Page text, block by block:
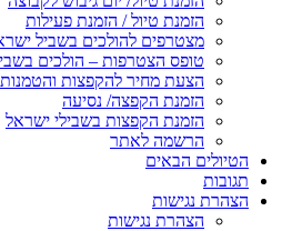
הזמנת טיול / הזמנת פעילות
מצטרפים להולכים בשביל
טופס הצטרפות – הולכים
הצעת מחיר להקפצות
הזמנת הקפצה/ נסיעה
הזמנת הקפצות בשבילי ישראל
הרשמה לאתר
הטיולים הבאים
תגובות
הצהרת נגישות
הצהרת נגישות